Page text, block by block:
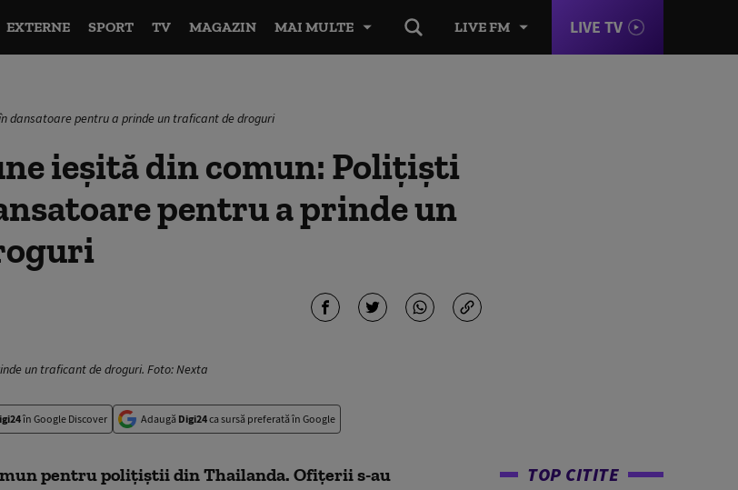
LIVE FM LIVE TV
EXTERNE SPORT TV MAGAZIN MAI MULTE
dansatoare pentru a prinde un traficant de droguri
ieșită din comun: Polițiști
pentru a prinde un
un traficant de droguri. Foto: Nexta
în Google Discover Adaugă Digi24ca sursă preferată în Google
pentru polițiștii din Thailanda. Ofițerii s-au
TOP CITITE